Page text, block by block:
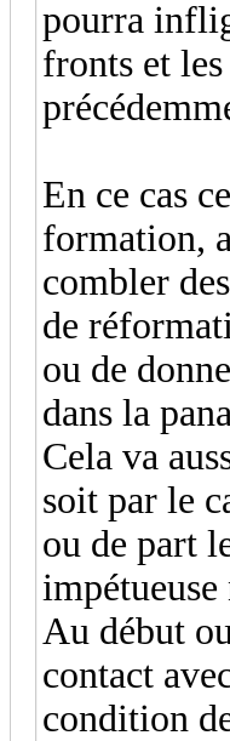
pourra
fronts et
En ce cas
formation,
combler
de
ou de
dans la
Cela va
soit par le
ou de part
Au début
contact
condition